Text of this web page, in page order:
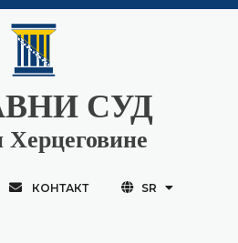
СУД
Херцеговине
КОНТАКТ SR